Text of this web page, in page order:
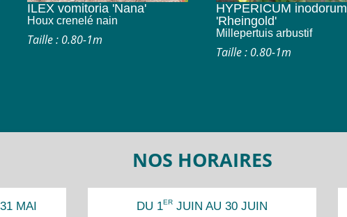
ILEX vomitoria 'Nana'
Houx crenelé nain
Taille : 0.80-1m
HYPERICUM inodorum
'Rheingold'
Millepertuis arbustif
Taille : 0.80-1m
NOS HORAIRES
MAI DU 1ERJUIN AU 30 JUIN